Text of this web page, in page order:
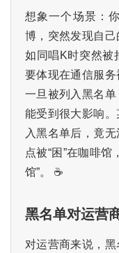
想象一个场景：
博，突然发现自
如同唱K时突然被
要体现在通信服务
一旦被列入黑名
能受到很大影响
入黑名单后，竟
点被“困”在咖啡
馆”。 ☕️
黑名单对运营
对运营商来说，